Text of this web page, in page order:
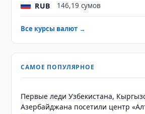
RUB 146,19 сумов
Все курсы валют →
САМОЕ ПОПУЛЯРНОЕ
Первые леди Узбекистана,
Азербайджана посетили центр